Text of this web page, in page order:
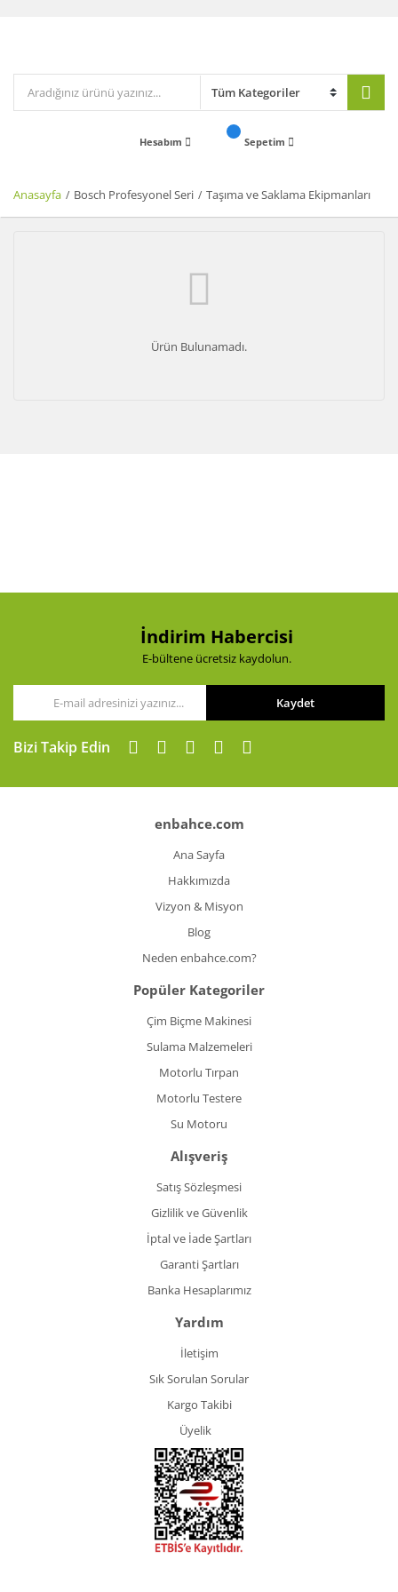
Hesabım Sepetim
Anasayfa Bosch Profesyonel Seri Taşıma ve Saklama Ekipmanları
Ürün Bulunamadı.
İndirim Habercisi
E-bültene ücretsiz kaydolun.
Kaydet
Bizi Takip Edin
enbahce.com
Ana Sayfa
Hakkımızda
Vizyon & Misyon
Blog
Neden enbahce.com?
Popüler Kategoriler
Çim Biçme Makinesi
Sulama Malzemeleri
Motorlu Tırpan
Motorlu Testere
Su Motoru
Alışveriş
Satış Sözleşmesi
Gizlilik ve Güvenlik
İptal ve İade Şartları
Garanti Şartları
Banka Hesaplarımız
Yardım
İletişim
Sık Sorulan Sorular
Kargo Takibi
Üyelik